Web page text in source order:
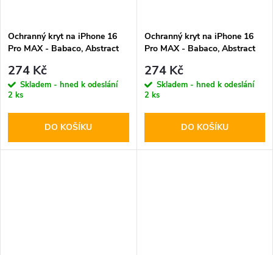
Ochranný kryt na iPhone 16
Pro MAX - Babaco, Abstract
274 Kč
Skladem - hned k odeslání
2 ks
DO KOŠÍKU
Ochranný kryt na iPhone 16
Pro MAX - Babaco, Abstract
274 Kč
Skladem - hned k odeslání
2 ks
DO KOŠÍKU